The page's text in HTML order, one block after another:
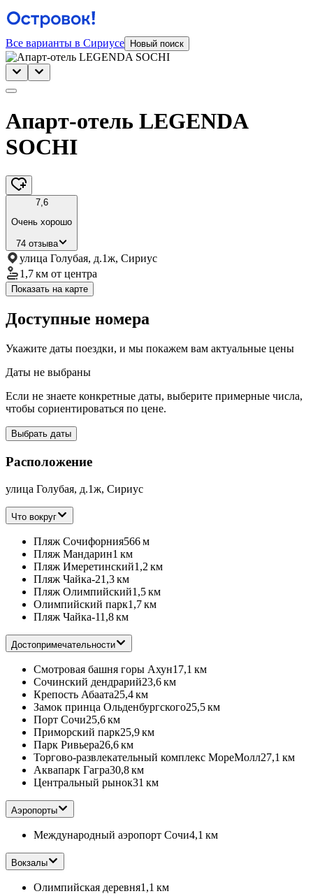
Все варианты в Сириусе Новый поиск
Апарт-отель LEGENDA
SOCHI
7,6
Очень хорошо
74 отзыва
улица Голубая, д.1ж, Сириус
1,7 км от центра
Показать на карте
Доступные номера
Укажите даты поездки, и мы покажем вам актуальные цены
Даты не выбраны
Если не знаете конкретные даты, выберите примерные числа,
чтобы сориентироваться по цене.
Выбрать даты
Расположение
улица Голубая, д.1ж, Сириус
Что вокруг
Пляж Сочифорния566 м
Пляж Мандарин1 км
Пляж Имеретинский1,2 км
Пляж Чайка-21,3 км
Пляж Олимпийский1,5 км
Олимпийский парк1,7 км
Пляж Чайка-11,8 км
Достопримечательности
Смотровая башня горы Ахун17,1 км
Сочинский дендрарий23,6 км
Крепость Абаата25,4 км
Замок принца Ольденбургского25,5 км
Порт Сочи25,6 км
Приморский парк25,9 км
Парк Ривьера26,6 км
Торгово-развлекательный комплекс МореМолл27,1 км
Аквапарк Гагра30,8 км
Центральный рынок31 км
Аэропорты
Международный аэропорт Сочи4,1 км
Вокзалы
Олимпийская деревня1,1 км